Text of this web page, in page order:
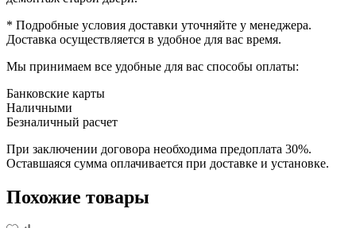
* Подробные условия доставки уточняйте у менеджера.
Доставка осуществляется в удобное для вас время.
Мы принимаем все удобные для вас способы оплаты:
Банковские карты
Наличными
Безналичный расчет
При заключении договора необходима предоплата 30%.
Оставшаяся сумма оплачивается при доставке и установке.
Похожие товары